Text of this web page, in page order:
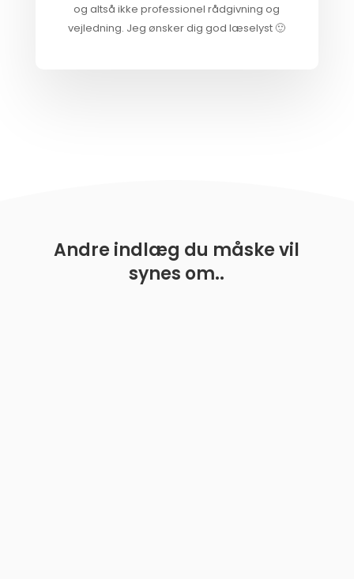
og altså ikke professionel rådgivning og
vejledning. Jeg ønsker dig god læselyst 🙂
Andre indlæg du måske vil
synes om..